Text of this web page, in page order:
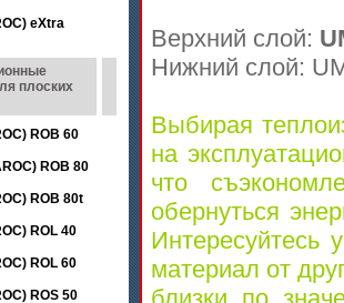
eXtra
плоских
ROB 60
ROB 80
ROB 80t
ROL 40
ROL 60
ROS 50
Верхний слой:
Нижний слой:
Выбирая
на
что
обернуться
Интересуйтесь
материал от